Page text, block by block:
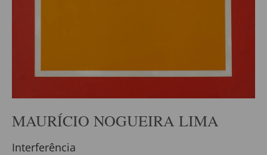
MAURÍCIO NOGUEIRA LIMA
Interferência